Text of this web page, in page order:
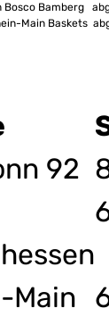
Bosco Bamberg
Main Baskets
92
Main